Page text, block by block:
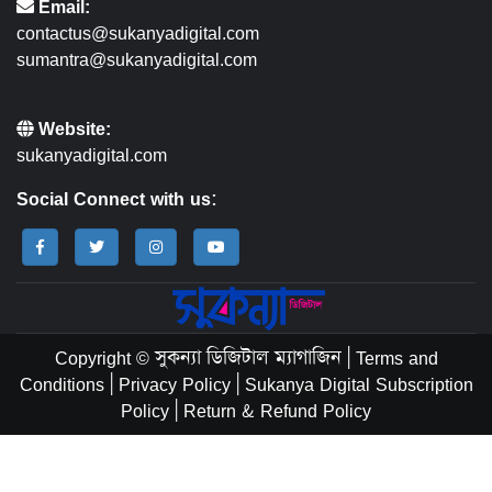
Email:
contactus@sukanyadigital.com
sumantra@sukanyadigital.com
Website:
sukanyadigital.com
Social Connect with us:
Copyright © সুকন্যা ডিজিটাল ম্যাগাজিন Terms and
Conditions
Privacy Policy
Sukanya Digital Subscription
Policy Return & Refund Policy